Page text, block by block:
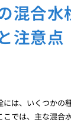
混合水
注意点
には、いくつかの
こでは、主な混合